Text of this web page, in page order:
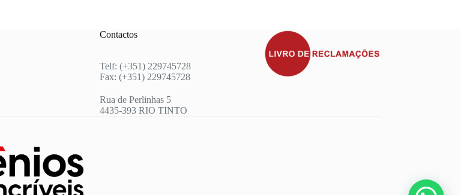
Contactos
Telf: (+351) 229745728
Fax: (+351) 229745728
Rua de Perlinhas 5
4435-393 RIO TINTO